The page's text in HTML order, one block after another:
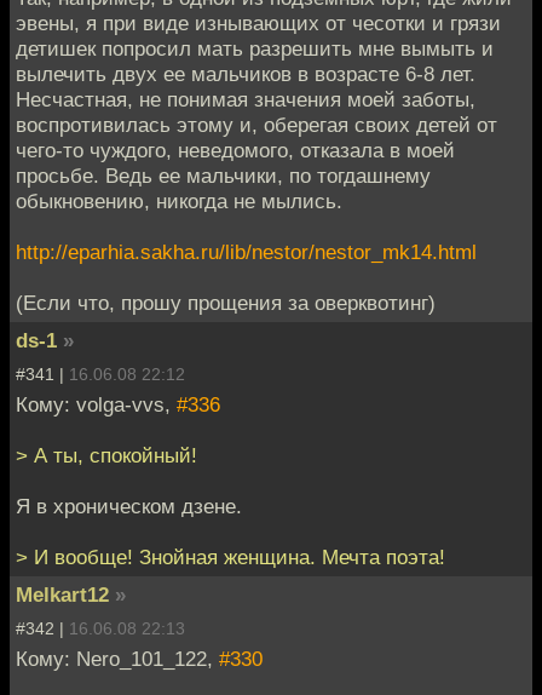
эвены, я при виде изнывающих от чесотки и грязи
детишек попросил мать разрешить мне вымыть и
вылечить двух ее мальчиков в возрасте 6-8 лет.
Несчастная, не понимая значения моей заботы,
воспротивилась этому и, оберегая своих детей от
чего-то чуждого, неведомого, отказала в моей
просьбе. Ведь ее мальчики, по тогдашнему
обыкновению, никогда не мылись.
http://eparhia.sakha.ru/lib/nestor/nestor_mk14.html
(Если что, прошу прощения за оверквотинг)
ds-1 »
#341 | 16.06.08 22:12
Кому: volga-vvs, #336
> А ты, спокойный!
Я в хроническом дзене.
> И вообще! Знойная женщина. Мечта поэта!
Melkart12 »
#342 | 16.06.08 22:13
Кому: Nero_101_122, #330